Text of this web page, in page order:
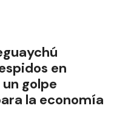
en
un golpe
la economía